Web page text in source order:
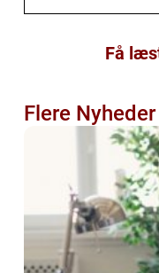
Få
Flere Nyheder